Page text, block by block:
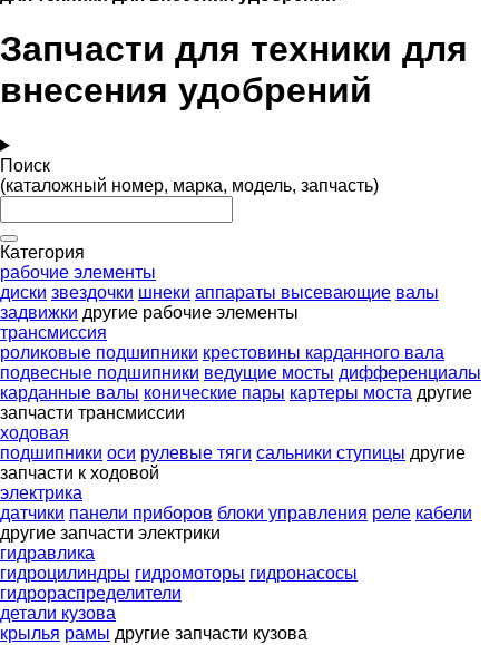
Запчасти для техники для
внесения удобрений
Поиск
(каталожный номер, марка, модель, запчасть)
Категория
рабочие элементы
диски звездочки шнеки аппараты высевающие валы
задвижки другие рабочие элементы
трансмиссия
роликовые подшипники крестовины карданного вала
подвесные подшипники ведущие мосты дифференциалы
карданные валы конические пары картеры моста другие
запчасти трансмиссии
ходовая
подшипники оси рулевые тяги сальники ступицы другие
запчасти к ходовой
электрика
датчики панели приборов блоки управления реле кабели
другие запчасти электрики
гидравлика
гидроцилиндры гидромоторы гидронасосы
гидрораспределители
детали кузова
крылья рамы другие запчасти кузова